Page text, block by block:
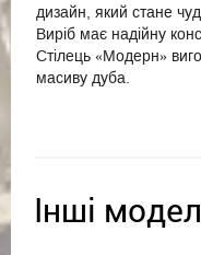
дизайн, який стане
Виріб має надійну
Стілець «Модерн»
масиву дуба.
Інші